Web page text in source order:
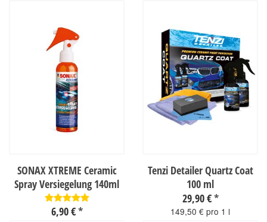
SONAX XTREME Ceramic
Spray Versiegelung 140ml
6,90 €*
Tenzi Detailer Quartz Coat
100 ml
29,90 €*
149,50 € pro 1 l